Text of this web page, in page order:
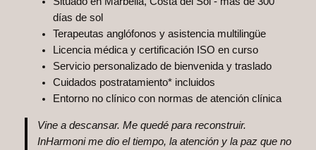
días de sol
Terapeutas anglófonos y asistencia multilingüe
Licencia médica y certificación ISO en curso
Servicio personalizado de bienvenida y traslado
Cuidados postratamiento* incluidos
Entorno no clínico con normas de atención clínica
Vine a descansar. Me quedé para reconstruir.
InHarmoni me dio el tiempo, la atención y la paz que no